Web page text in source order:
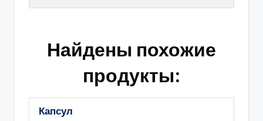
Найдены похожие
продукты:
Капсул